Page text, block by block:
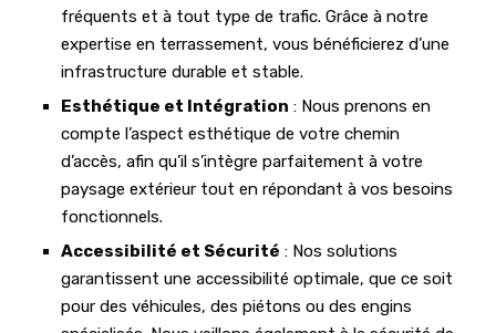
fréquents et à tout type de trafic. Grâce à notre
expertise en terrassement, vous bénéficierez d’une
infrastructure durable et stable.
Esthétique et Intégration : Nous prenons en
compte l’aspect esthétique de votre chemin
d’accès, afin qu’il s’intègre parfaitement à votre
paysage extérieur tout en répondant à vos besoins
fonctionnels.
Accessibilité et Sécurité : Nos solutions
garantissent une accessibilité optimale, que ce soit
pour des véhicules, des piétons ou des engins